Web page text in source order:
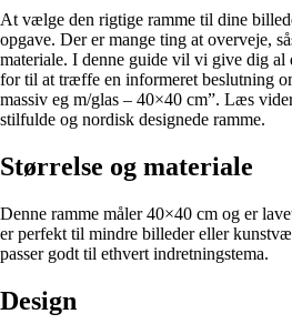
At vælge den rigtige ramme til dine
opgave. Der er mange ting at overveje,
materiale. I denne guide vil vi give dig
for til at træffe en informeret beslutning
massiv eg m/glas – 40×40 cm”. Læs
stilfulde og nordisk designede ramme.
Størrelse og materiale
Denne ramme måler 40×40 cm og er
er perfekt til mindre billeder eller
passer godt til ethvert indretningstema.
Design